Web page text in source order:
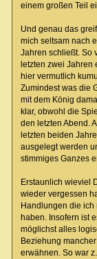
einem großen Teil
Und genau das
mich seltsam nach
Jahren schließt. So
letzten zwei Jahren
hier vermutlich
Zumindest was die
mit dem König
klar, obwohl die
den letzten Abend.
letzten beiden
ausgelegt werden
stimmiges Ganzes
Erstaunlich wieviel
wieder vergessen
Handlungen die
haben. Insofern ist
möglichst alles
Beziehung
erwähnen. So war